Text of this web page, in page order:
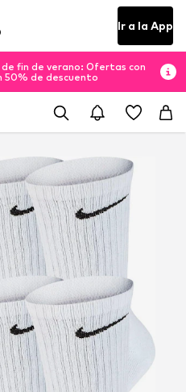
Ir a la App
de fin de verano: Ofertas con
50% de descuento